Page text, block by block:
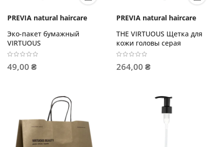
PREVIA natural haircare
Эко-пакет бумажный
VIRTUOUS
49,00 ₴
PREVIA natural haircare
THE VIRTUOUS Щетка для
кожи головы серая
264,00 ₴